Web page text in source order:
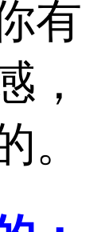
有
，
。